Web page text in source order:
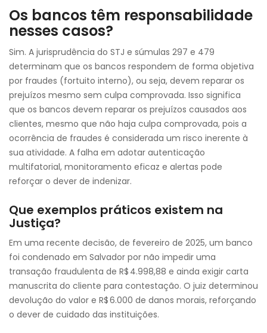
Os bancos têm responsabilidade
nesses casos?
Sim. A jurisprudência do STJ e súmulas 297 e 479
determinam que os bancos respondem de forma objetiva
por fraudes (fortuito interno), ou seja, devem reparar os
prejuízos mesmo sem culpa comprovada. Isso significa
que os bancos devem reparar os prejuízos causados aos
clientes, mesmo que não haja culpa comprovada, pois a
ocorrência de fraudes é considerada um risco inerente à
sua atividade. A falha em adotar autenticação
multifatorial, monitoramento eficaz e alertas pode
reforçar o dever de indenizar.
Que exemplos práticos existem na
Justiça?
Em uma recente decisão, de fevereiro de 2025, um banco
foi condenado em Salvador por não impedir uma
transação fraudulenta de R$ 4.998,88 e ainda exigir carta
manuscrita do cliente para contestação. O juiz determinou
devolução do valor e R$ 6.000 de danos morais, reforçando
o dever de cuidado das instituições.